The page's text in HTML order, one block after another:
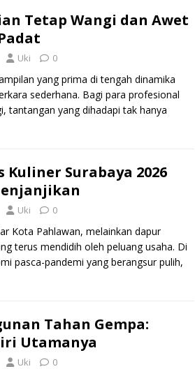
Tetap Wangi dan Awet
Uki 0
yang prima di tengah dinamika
sederhana. Bagi para profesional
tantangan yang dihadapi tak hanya
Kuliner Surabaya 2026
Uki 0
Kota Pahlawan, melainkan dapur
terus mendidih oleh peluang usaha. Di
pasca-pandemi yang berangsur pulih,
Tahan Gempa:
Utamanya
Uki 0